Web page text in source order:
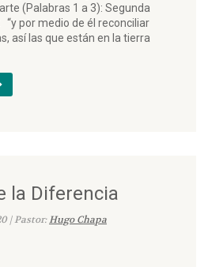
(Palabras 1 a 3): Segunda
“y por medio de él reconciliar
así las que están en la tierra
la Diferencia
| Pastor:Hugo Chapa